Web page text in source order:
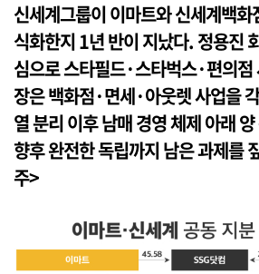
신세계그룹이 이마트와 신세계백
식화한지 1년 반이 지났다. 정용진
심으로 스타필드·스타벅스·편의
장은 백화점·면세·아웃렛 사업을
열 분리 이후 남매 경영 체제 아래
향후 완전한 독립까지 남은 과제를
주>